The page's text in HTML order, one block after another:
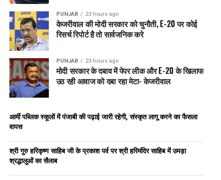
PUNJAB 23 hours ago
केजरीवाल की मोदी सरकार को चुनौती, E-20 पर कोई
रिसर्च रिपोर्ट है तो सार्वजनिक करे
PUNJAB 23 hours ago
मोदी सरकार के दबाव में पेपर लीक और E-20 के खिलाफ
उठ रही आवाज को दबा रहा मेटा- केजरीवाल
आर्मी पब्लिक स्कूलों में पंजाबी की पढ़ाई जारी रहेगी, संस्कृत लागू करने का फैसला
वापस
श्री गुरु हरिकृष्ण साहिब जी के प्रकाश पर्व पर श्री हरिमंदिर साहिब में उमड़ा
श्रद्धालुओं का सैलाब